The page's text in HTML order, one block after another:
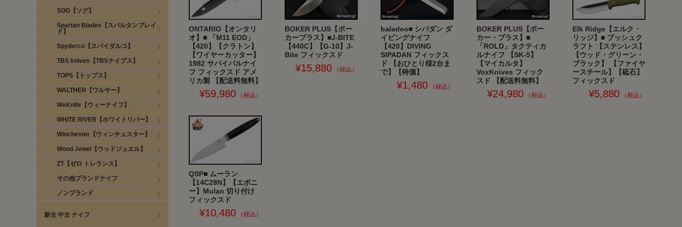
ONTARIO【オンタリ
オ】■ 「M11 EOD」
【420】【クラトン】
【ワイヤーカッター】
1982 サバイバルナイ
フ フィックスド アメ
リカ製 【配送料無料】
¥59,980
BOKER PLUS【ボー
カープラス】■J-BITE
【440C】【G-10】J-
Bite フィックスド
¥15,880
baladeo■ シパダン ダ
イビングナイフ
【420】DIVING
SIPADAN フィックス
ド 【おひとり様2台ま
で】【特価】
¥1,480
BOKER PLUS【ボー
カー・プラス】■
「ROLD」タクティカ
ルナイフ 【SK-5】
【マイカルタ】
VoxKnives フィック
スド 【配送料無料】
¥24,980
Elk Ridge【エルク・
リッジ】■ ブッシュク
ラフト 【ステンレス】
【ウッド・グリーン・
ブラック】 【ファイヤ
ースチール】【砥石】
フィックスド
¥5,880
QSP■ ムーラン
【14C28N】【エボニ
ー】Mulan 切り付け
フィックスド
¥10,480
SOG【ソグ】
Spartan Blades【スパルタンブレイ
ド】
Spyderco【スパイダルコ】
TBS knives【TBSナイブス】
TOPS【トップス】
WALTHER【ワルサー】
WeKnife【ウィーナイフ】
WHITE RIVER【ホワイトリバー】
Winchester【ウィンチェスター】
Wood Jewel【ウッドジュエル】
ZT【ゼロ トレランス】
その他ブランドナイフ
ノンブランド
新古 中古 ナイフ